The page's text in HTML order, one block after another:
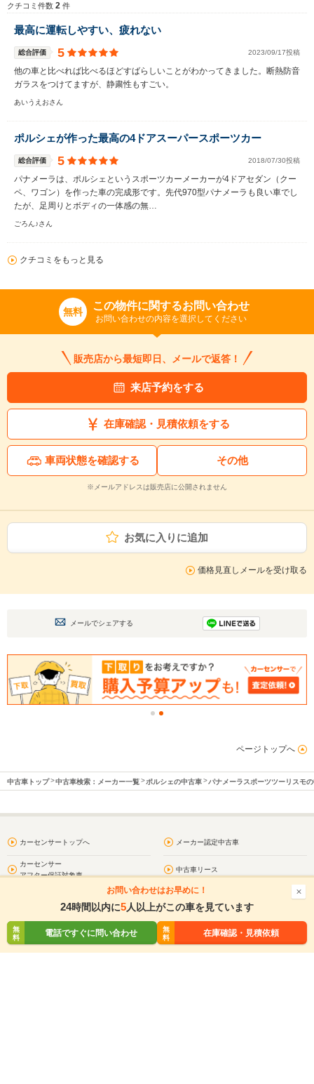
クチコミ件数 2 件
最高に運転しやすい、疲れない
総合評価 5 2023/09/17投稿
他の車と比べれば比べるほどすばらしいことがわかってきました。断熱防音
ガラスをつけてますが、静粛性もすごい。
あいうえおさん
ポルシェが作った最高の4ドアスーパースポーツカー
総合評価 5 2018/07/30投稿
パナメーラは、ポルシェというスポーツカーメーカーが4ドアセダン（クー
ペ、ワゴン）を作った車の完成形です。先代970型パナメーラも良い車でし
たが、足周りとボディの一体感の無…
ごろん♪さん
クチコミをもっと見る
無料 この物件に関するお問い合わせ
お問い合わせの内容を選択してください
販売店から最短即日、メールで返答！
来店予約をする
在庫確認・見積依頼をする
車両状態を確認する その他
※メールアドレスは販売店に公開されません
お気に入りに追加
価格見直しメールを受け取る
メールでシェアする
ページトップへ
中古車トップ 中古車検索：メーカー一覧 ポルシェの中古車 パナメーラスポーツツーリスモ
カーセンサートップへ メーカー認定中古車
カーセンサー
アフター保証対象車
中古車リース
閲覧履歴
利用規約 サイトマップ
無
料
電話する
無
料
在庫確認・見積依頼
お問い合わせはお早めに！
24時間以内に5人以上がこの車を見ています
無
料
電話ですぐに問い合わせ
無
料
在庫確認・見積依頼